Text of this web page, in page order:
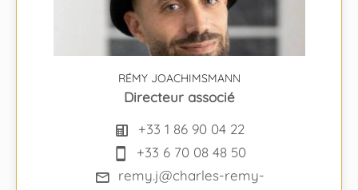
RÉMY JOACHIMSMANN
Directeur associé
+33 1 86 90 04 22
+33 6 70 08 48 50
remy.j@charles-remy-